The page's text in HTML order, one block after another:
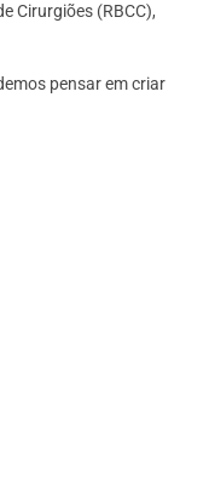
Cirurgiões (RBCC),
pensar em criar